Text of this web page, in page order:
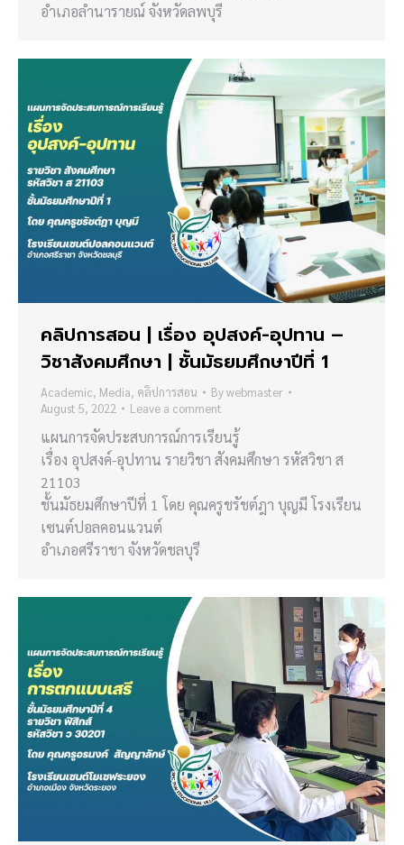
อำเภอลำนารายณ์ จังหวัดลพบุรี
คลิปการสอน | เรื่อง อุปสงค์-อุปทาน –
วิชาสังคมศึกษา | ชั้นมัธยมศึกษาปีที่ 1
Academic, Media, คลิปการสอน Bywebmaster
August 5, 2022
Leave a comment
แผนการจัดประสบการณ์การเรียนรู้
เรื่อง อุปสงค์-อุปทาน รายวิชา สังคมศึกษา รหัสวิชา ส
21103
ชั้นมัธยมศึกษาปีที่ 1 โดย คุณครูชรัชต์ฎา บุญมี โรงเรียน
เซนต์ปอลคอนแวนต์
อำเภอศรีราชา จังหวัดชลบุรี